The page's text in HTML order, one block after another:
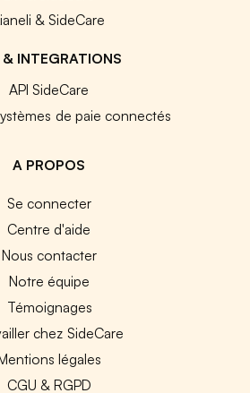
& SideCare
& INTEGRATIONS
API SideCare
de paie connectés
A PROPOS
Se connecter
Centre d'aide
Nous contacter
Notre équipe
Témoignages
chez SideCare
légales
CGU & RGPD